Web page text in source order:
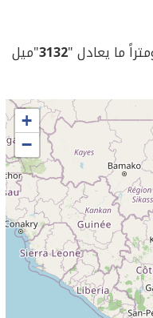
ما يعادل "3132"ميل
+
−